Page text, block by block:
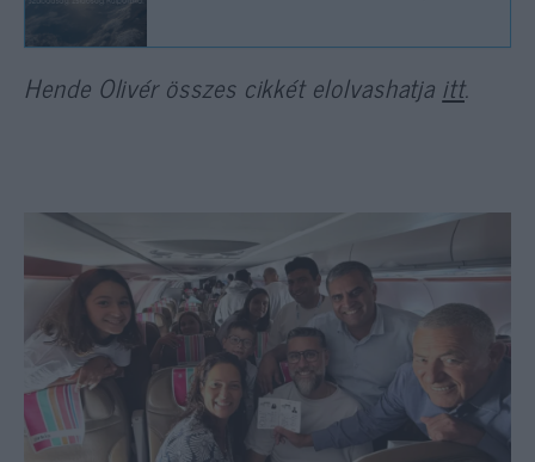
Hende Olivér összes cikkét elolvashatja itt.